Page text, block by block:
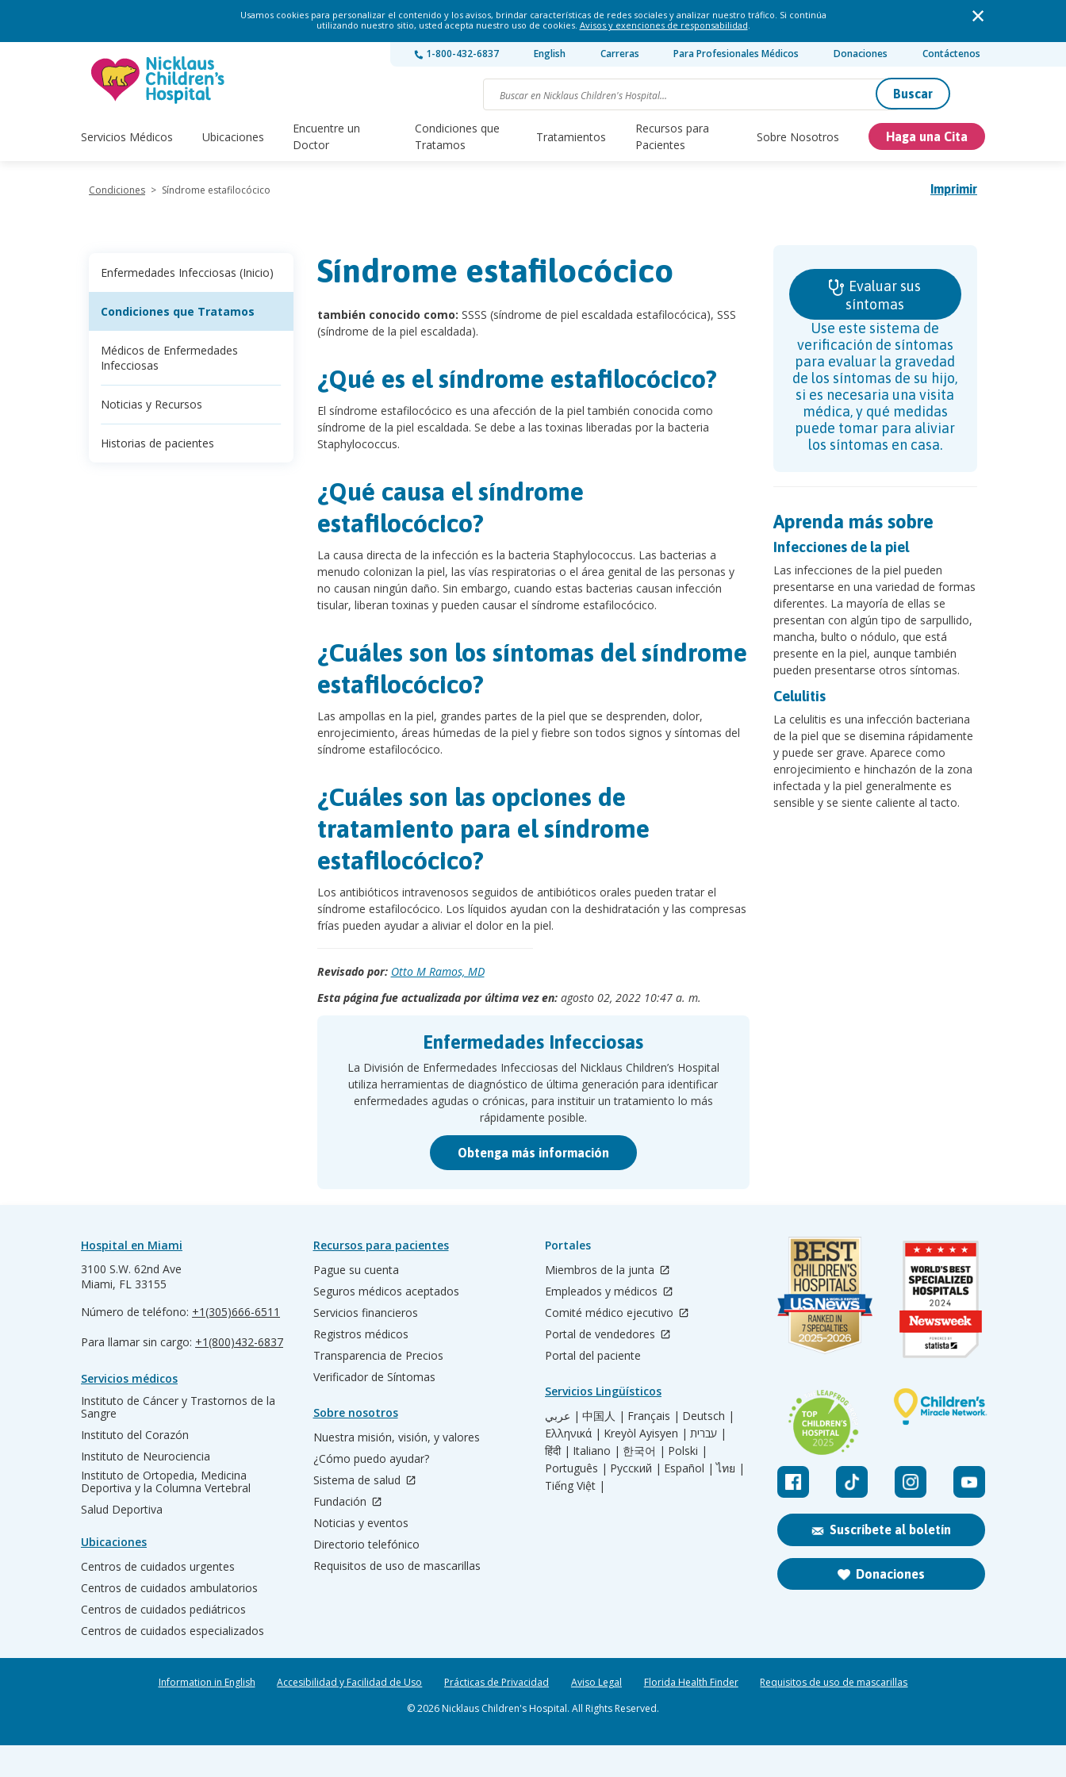
Usamos cookies para personalizar el contenido y los avisos, brindar características de redes sociales y analizar nuestro tráfico. Si continúa
utilizando nuestro sitio, usted acepta nuestro uso de cookies. Avisos y exenciones de responsabilidad.
1-800-432-6837 English Carreras Para Profesionales Médicos Donaciones Contáctenos
Buscar
Servicios Médicos Ubicaciones
Encuentre un
Doctor
Condiciones que
Tratamos
Tratamientos
Recursos para
Pacientes
Sobre Nosotros Haga una Cita
Imprimir
Condiciones > Síndrome estafilocócico
Enfermedades Infecciosas (Inicio)
Condiciones que Tratamos
Médicos de Enfermedades
Infecciosas
Noticias y Recursos
Historias de pacientes
Síndrome estafilocócico
también conocido como: SSSS (síndrome de piel escaldada estafilocócica), SSS
(síndrome de la piel escaldada).
¿Qué es el síndrome estafilocócico?
El síndrome estafilocócico es una afección de la piel también conocida como
síndrome de la piel escaldada. Se debe a las toxinas liberadas por la bacteria
Staphylococcus.
¿Qué causa el síndrome
estafilocócico?
La causa directa de la infección es la bacteria Staphylococcus. Las bacterias a
menudo colonizan la piel, las vías respiratorias o el área genital de las personas y
no causan ningún daño. Sin embargo, cuando estas bacterias causan infección
tisular, liberan toxinas y pueden causar el síndrome estafilocócico.
¿Cuáles son los síntomas del síndrome
estafilocócico?
Las ampollas en la piel, grandes partes de la piel que se desprenden, dolor,
enrojecimiento, áreas húmedas de la piel y fiebre son todos signos y síntomas del
síndrome estafilocócico.
¿Cuáles son las opciones de
tratamiento para el síndrome
estafilocócico?
Los antibióticos intravenosos seguidos de antibióticos orales pueden tratar el
síndrome estafilocócico. Los líquidos ayudan con la deshidratación y las compresas
frías pueden ayudar a aliviar el dolor en la piel.
Revisado por: Otto M Ramos, MD
Esta página fue actualizada por última vez en:agosto 02, 2022 10:47 a. m.
Enfermedades Infecciosas
La División de Enfermedades Infecciosas del Nicklaus Children’s Hospital
utiliza herramientas de diagnóstico de última generación para identificar
enfermedades agudas o crónicas, para instituir un tratamiento lo más
rápidamente posible.
Obtenga más información
Evaluar sus
síntomas
Use este sistema de
verificación de síntomas
para evaluar la gravedad
de los síntomas de su hijo,
si es necesaria una visita
médica, y qué medidas
puede tomar para aliviar
los síntomas en casa.
Aprenda más sobre
Infecciones de la piel
Las infecciones de la piel pueden
presentarse en una variedad de formas
diferentes. La mayoría de ellas se
presentan con algún tipo de sarpullido,
mancha, bulto o nódulo, que está
presente en la piel, aunque también
pueden presentarse otros síntomas.
Celulitis
La celulitis es una infección bacteriana
de la piel que se disemina rápidamente
y puede ser grave. Aparece como
enrojecimiento e hinchazón de la zona
infectada y la piel generalmente es
sensible y se siente caliente al tacto.
Suscríbete al boletín
Donaciones
Hospital en Miami
3100 S.W. 62nd Ave
Miami, FL 33155
Número de teléfono: +1(305)666-6511
Para llamar sin cargo: +1(800)432-6837
Servicios médicos
Instituto de Cáncer y Trastornos de la
Sangre
Instituto del Corazón
Instituto de Neurociencia
Instituto de Ortopedia, Medicina
Deportiva y la Columna Vertebral
Salud Deportiva
Ubicaciones
Centros de cuidados urgentes
Centros de cuidados ambulatorios
Centros de cuidados pediátricos
Centros de cuidados especializados
Recursos para pacientes
Pague su cuenta
Seguros médicos aceptados
Servicios financieros
Registros médicos
Transparencia de Precios
Verificador de Síntomas
Sobre nosotros
Nuestra misión, visión, y valores
¿Cómo puedo ayudar?
Sistema de salud
Fundación
Noticias y eventos
Directorio telefónico
Requisitos de uso de mascarillas
Portales
Miembros de la junta
Empleados y médicos
Comité médico ejecutivo
Portal de vendedores
Portal del paciente
Servicios Lingüísticos
عربي | 中国人 | Français | Deutsch |
Ελληνικά | Kreyòl Ayisyen |
עברית |
हिंदी | Italiano | 한국어 | Polski |
Português | Русский | Español | ไทย |
Tiếng Việt |
Information in English Accesibilidad y Facilidad de Uso Prácticas de Privacidad Aviso Legal Florida Health Finder
Requisitos de uso de mascarillas
© 2026 Nicklaus Children's Hospital. All Rights Reserved.